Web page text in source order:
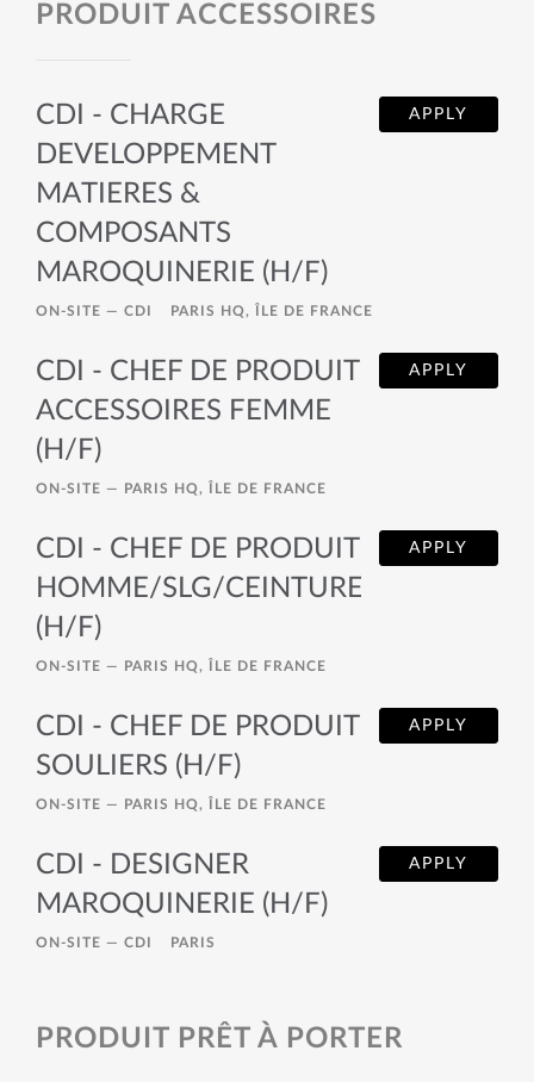
PRODUIT ACCESSOIRES
APPLY
CDI - CHARGE
DEVELOPPEMENT
MATIERES &
COMPOSANTS
MAROQUINERIE (H/F)
ON-SITE — CDI PARIS HQ, ÎLE DE FRANCE
APPLY
CDI - CHEF DE PRODUIT
ACCESSOIRES FEMME
(H/F)
ON-SITE — PARIS HQ, ÎLE DE FRANCE
APPLY
CDI - CHEF DE PRODUIT
HOMME/SLG/CEINTURE
(H/F)
ON-SITE — PARIS HQ, ÎLE DE FRANCE
APPLY
CDI - CHEF DE PRODUIT
SOULIERS (H/F)
ON-SITE — PARIS HQ, ÎLE DE FRANCE
APPLY
CDI - DESIGNER
MAROQUINERIE (H/F)
ON-SITE — CDI PARIS
PRODUIT PRÊT À PORTER